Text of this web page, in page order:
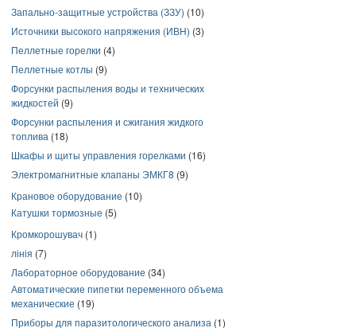
Запально-защитные устройства (ЗЗУ) (10)
Источники высокого напряжения (ИВН) (3)
Пеллетные горелки (4)
Пеллетные котлы (9)
Форсунки распыления воды и технических
жидкостей (9)
Форсунки распыления и сжигания жидкого
топлива (18)
Шкафы и щиты управления горелками (16)
Электромагнитные клапаны ЭМКГ8 (9)
Крановое оборудование (10)
Катушки тормозные (5)
Кромкорошувач (1)
лінія (7)
Лабораторное оборудование (34)
Автоматические пипетки переменного объема
механические (19)
Приборы для паразитологического анализа (1)